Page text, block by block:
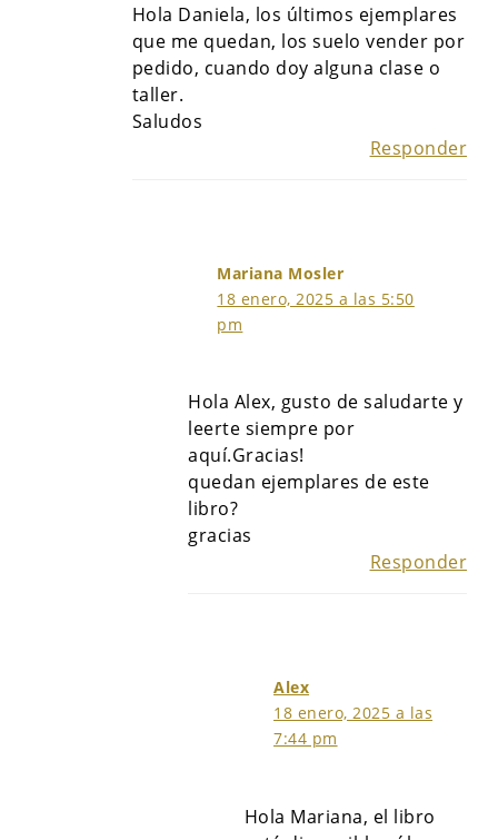
Hola Daniela, los últimos ejemplares
que me quedan, los suelo vender por
pedido, cuando doy alguna clase o
taller.
Saludos
Responder
Mariana Mosler
18 enero, 2025 a las 5:50
pm
Hola Alex, gusto de saludarte y
leerte siempre por
aquí.Gracias!
quedan ejemplares de este
libro?
gracias
Responder
Alex
18 enero, 2025 a las
7:44 pm
Hola Mariana, el libro